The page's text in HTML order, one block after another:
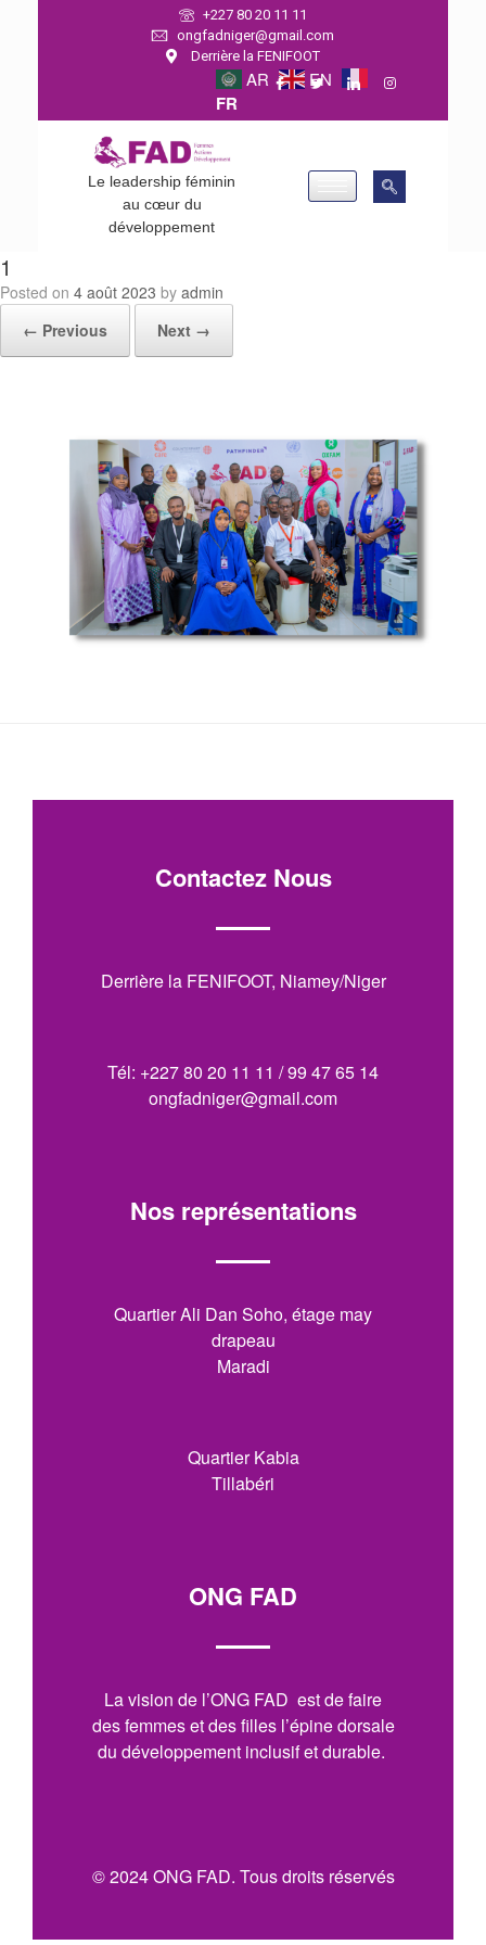
+227 80 20 11 11
ongfadniger@gmail.com
Derrière la FENIFOOT
AR EN
FR
Le leadership féminin
au cœur du
développement
1
Posted on 4 août 2023 by admin
← Previous
Next →
Contactez Nous
Derrière la FENIFOOT, Niamey/Niger
Tél: +227 80 20 11 11 / 99 47 65 14
ongfadniger@gmail.com
Nos représentations
Quartier Ali Dan Soho, étage may
drapeau
Maradi
Quartier Kabia
Tillabéri
ONG FAD
La vision de l’ONG FAD est de faire
des femmes et des filles l’épine dorsale
du développement inclusif et durable.
© 2024 ONG FAD. Tous droits réservés